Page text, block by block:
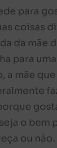
para
coisas
da mãe
para uma
a mãe
o bem
ou